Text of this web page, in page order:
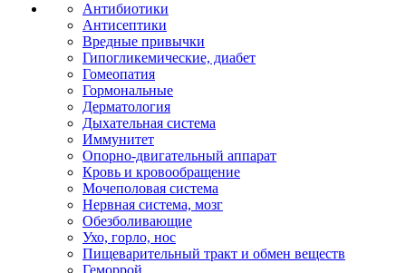
Антибиотики
Антисептики
Вредные привычки
Гипогликемические, диабет
Гомеопатия
Гормональные
Дерматология
Дыхательная система
Иммунитет
Опорно-двигательный аппарат
Кровь и кровообращение
Мочеполовая система
Нервная система, мозг
Обезболивающие
Ухо, горло, нос
Пищеварительный тракт и обмен веществ
Геморрой